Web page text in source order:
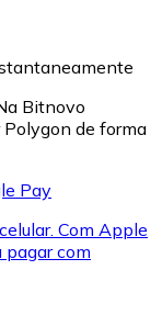
Bitnovo
de forma
Pay
Com Apple
pagar com